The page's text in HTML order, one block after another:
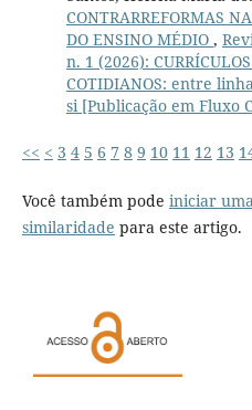
CONTRARREFORMAS
DO ENSINO MÉDIO ,
n. 1 (2026):
COTIDIANOS: entre
si [Publicação em Fluxo
<< < 3 4 5 6 7 8 9 10 11 12 13
Você também pode iniciar
similaridade para este artigo.